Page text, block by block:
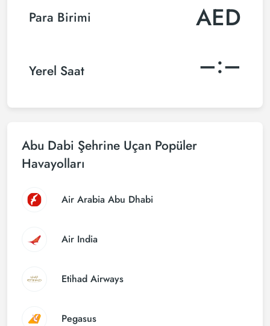
Para Birimi AED
Yerel Saat –:–
Abu Dabi Şehrine Uçan Popüler
Havayolları
Air Arabia Abu Dhabi
Air India
Etihad Airways
Pegasus